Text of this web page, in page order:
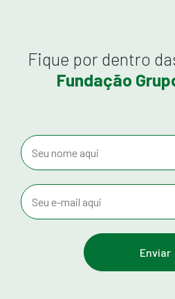
Fique por dentro
Fundação